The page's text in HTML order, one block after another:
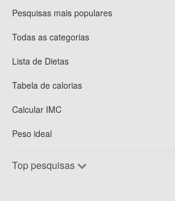
Pesquisas mais populares
Todas as categorias
Lista de Dietas
Tabela de calorias
Calcular IMC
Peso ideal
Top pesquisas